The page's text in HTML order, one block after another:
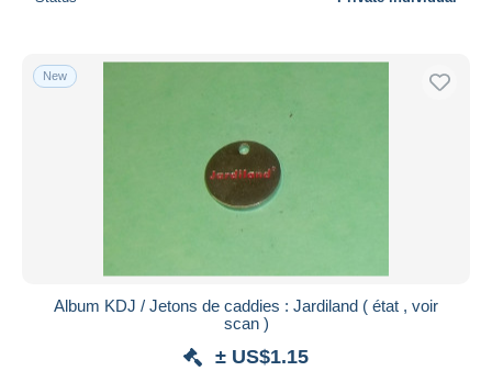
New
Album KDJ / Jetons de caddies : Jardiland ( état , voir
scan )
± US$1.15